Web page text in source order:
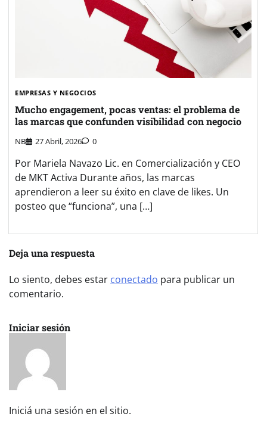
EMPRESAS Y NEGOCIOS
Mucho engagement, pocas ventas: el problema de
las marcas que confunden visibilidad con negocio
NB 27 Abril, 2026 0
Por Mariela Navazo Lic. en Comercialización y CEO
de MKT Activa Durante años, las marcas
aprendieron a leer su éxito en clave de likes. Un
posteo que “funciona”, una […]
Deja una respuesta
Lo siento, debes estar conectado para publicar un
comentario.
Iniciar sesión
Iniciá una sesión en el sitio.